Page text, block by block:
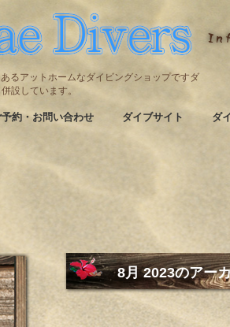
るアットホームなダイビングショップですダ
設しています。
予約・お問い合わせ ダイブサイト ダ
8月 2023のアー